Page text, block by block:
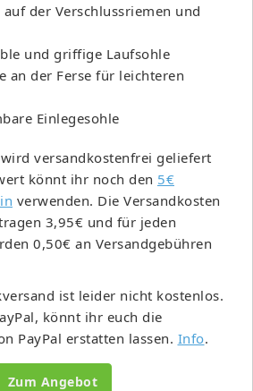
der Verschlussriemen und
und griffige Laufsohle
an der Ferse für leichteren
Einlegesohle
versandkostenfrei geliefert
könnt ihr noch den 5€
verwenden. Die Versandkosten
3,95€ und für jeden
0,50€ an Versandgebühren
ist leider nicht kostenlos.
könnt ihr euch die
PayPal erstatten lassen. Info.
Zum Angebot